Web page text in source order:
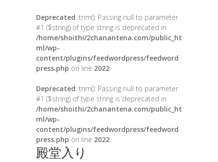
Deprecated: trim(): Passing null to parameter
#1 ($string) of type string is deprecated in
/home/shoithi/2chanantena.com/public_ht
ml/wp-
content/plugins/feedwordpress/feedword
press.php on line 2022
Deprecated: trim(): Passing null to parameter
#1 ($string) of type string is deprecated in
/home/shoithi/2chanantena.com/public_ht
ml/wp-
content/plugins/feedwordpress/feedword
press.php on line 2022
殿堂入り